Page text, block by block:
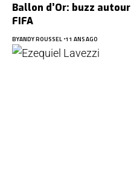
Ballon d’Or: buzz
FIFA
BYANDY ROUSSEL 11 ANS AGO